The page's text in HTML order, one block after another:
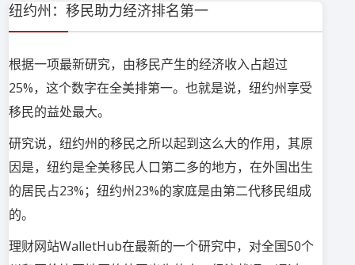
纽约州：移民助力经济排名第一
根据一项最新研究，由移民产生的经济收入占超过
25%，这个数字在全美排第一。也就是说，纽约州享受
移民的益处最大。
研究说，纽约州的移民之所以起到这么大的作用，其原
因是，纽约是全美移民人口第二多的地方，在外国出生
的居民占23%；纽约州23%的家庭是由第二代移民组成
的。
理财网站WalletHub在最新的一个研究中，对全国50个